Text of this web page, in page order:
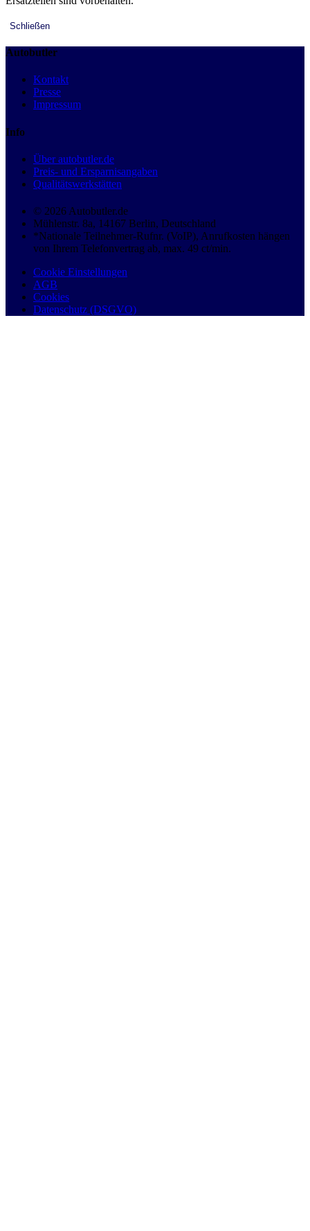
Schließen
Autobutler
Kontakt
Presse
Impressum
Info
Über autobutler.de
Preis- und Ersparnisangaben
Qualitätswerkstätten
© 2026 Autobutler.de
Mühlenstr. 8a, 14167 Berlin, Deutschland
*Nationale Teilnehmer-Rufnr. (VoIP), Anrufkosten hängen
von Ihrem Telefonvertrag ab, max. 49 ct/min.
Cookie Einstellungen
AGB
Cookies
Datenschutz (DSGVO)